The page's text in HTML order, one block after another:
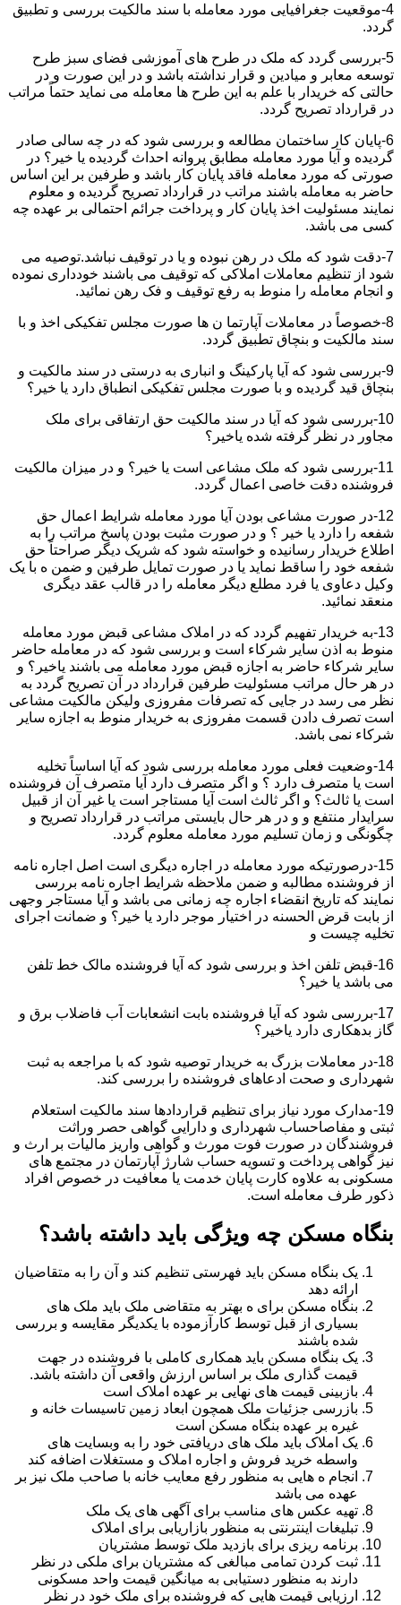
4-موقعیت جغرافیایی مورد معامله با سند مالکیت بررسی و تطبیق
گردد.
5-بررسی گردد که ملک در طرح های آموزشی فضای سبز طرح
توسعه معابر و میادین و قرار نداشته باشد و در این صورت و در
حالتی که خریدار با علم به این طرح ها معامله می نماید حتماً مراتب
در قرارداد تصریح گردد.
6-پایان کار ساختمان مطالعه و بررسی شود که در چه سالی صادر
گردیده و آیا مورد معامله مطابق پروانه احداث گردیده یا خیر؟ در
صورتی که مورد معامله فاقد پایان کار باشد و طرفین بر این اساس
حاضر به معامله باشند مراتب در قرارداد تصریح گردیده و معلوم
نمایند مسئولیت اخذ پایان کار و پرداخت جرائم احتمالی بر عهده چه
کسی می باشد.
7-دقت شود که ملک در رهن نبوده و یا در توقیف نباشد.توصیه می
شود از تنظیم معاملات املاکی که توقیف می باشند خودداری نموده
و انجام معامله را منوط به رفع توقیف و فک رهن نمائید.
8-خصوصاً در معاملات آپارتما ن ها صورت مجلس تفکیکی اخذ و با
سند مالکیت و بنچاق تطبیق گردد.
9-بررسی شود که آیا پارکینگ و انباری به درستی در سند مالکیت و
بنچاق قید گردیده و با صورت مجلس تفکیکی انطباق دارد یا خیر؟
10-بررسی شود که آیا در سند مالکیت حق ارتفاقی برای ملک
مجاور در نظر گرفته شده یاخیر؟
11-بررسی شود که ملک مشاعی است یا خیر؟ و در میزان مالکیت
فروشنده دقت خاصی اعمال گردد.
12-در صورت مشاعی بودن آیا مورد معامله شرایط اعمال حق
شفعه را دارد یا خیر ؟ و در صورت مثبت بودن پاسخ مراتب را به
اطلاع خریدار رسانیده و خواسته شود که شریک دیگر صراحتاً حق
شفعه خود را ساقط نماید یا در صورت تمایل طرفین و ضمن ه با یک
وکیل دعاوی یا فرد مطلع دیگر معامله را در قالب عقد دیگری
منعقد نمائید.
13-به خریدار تفهیم گردد که در املاک مشاعی قبض مورد معامله
منوط به اذن سایر شرکاء است و بررسی شود که در معامله حاضر
سایر شرکاء حاضر به اجازه قبض مورد معامله می باشند یاخیر؟ و
در هر حال مراتب مسئولیت طرفین قرارداد در آن تصریح گردد به
نظر می رسد در جایی که تصرفات مفروزی ولیکن مالکیت مشاعی
است تصرف دادن قسمت مفروزی به خریدار منوط به اجازه سایر
شرکاء نمی باشد.
14-وضعیت فعلی مورد معامله بررسی شود که آیا اساساً تخلیه
است یا متصرف دارد ؟ و اگر متصرف دارد آیا متصرف آن فروشنده
است یا ثالث؟ و اگر ثالث است آیا مستاجر است یا غیر آن از قبیل
سرایدار منتفع و و در هر حال بایستی مراتب در قرارداد تصریح و
چگونگی و زمان تسلیم مورد معامله معلوم گردد.
15-درصورتیکه مورد معامله در اجاره دیگری است اصل اجاره نامه
از فروشنده مطالبه و ضمن ملاحظه شرایط اجاره نامه بررسی
نمایند که تاریخ انقضاء اجاره چه زمانی می باشد و آیا مستاجر وجهی
از بابت قرض الحسنه در اختیار موجر دارد یا خیر؟ و ضمانت اجرای
تخلیه چیست و
16-قبض تلفن اخذ و بررسی شود که آیا فروشنده مالک خط تلفن
می باشد یا خیر؟
17-بررسی شود که آیا فروشنده بابت انشعابات آب فاضلاب برق و
گاز بدهکاری دارد یاخیر؟
18-در معاملات بزرگ به خریدار توصیه شود که با مراجعه به ثبت
شهرداری و صحت ادعاهای فروشنده را بررسی کند.
19-مدارک مورد نیاز برای تنظیم قراردادها سند مالکیت استعلام
ثبتی و مفاصاحساب شهرداری و دارایی گواهی حصر وراثت
فروشندگان در صورت فوت مورث و گواهی واریز مالیات بر ارث و
نیز گواهی پرداخت و تسویه حساب شارژ آپارتمان در مجتمع های
مسکونی به علاوه کارت پایان خدمت یا معافیت در خصوص افراد
ذکور طرف معامله است.
بنگاه مسکن چه ویژگی باید داشته باشد؟
یک بنگاه مسکن باید فهرستی تنظیم کند و آن را به متقاضیان
ارائه دهد
بنگاه مسکن برای ه بهتر به متقاضی ملک باید ملک های
بسیاری از قبل توسط کارآزموده با یکدیگر مقایسه و بررسی
شده باشند
یک بنگاه مسکن باید همکاری کاملی با فروشنده در جهت
قیمت گذاری ملک بر اساس ارزش واقعی آن داشته باشد.
بازبینی قیمت های نهایی بر عهده املاک است
بازرسی جزئیات ملک همچون ابعاد زمین تاسیسات خانه و
غیره بر عهده بنگاه مسکن است
یک املاک باید ملک های دریافتی خود را به وبسایت های
واسطه خرید فروش و اجاره املاک و مستغلات اضافه کند
انجام ه هایی به منظور رفع معایب خانه با صاحب ملک نیز بر
عهده می باشد
تهیه عکس های مناسب برای آگهی های یک ملک
تبلیغات اینترنتی به منظور بازاریابی برای املاک
برنامه ریزی برای بازدید ملک توسط مشتریان
ثبت کردن تمامی مبالغی که مشتریان برای ملکی در نظر
دارند به منظور دستیابی به میانگین قیمت واحد مسکونی
ارزیابی قیمت هایی که فروشنده برای ملک خود در نظر